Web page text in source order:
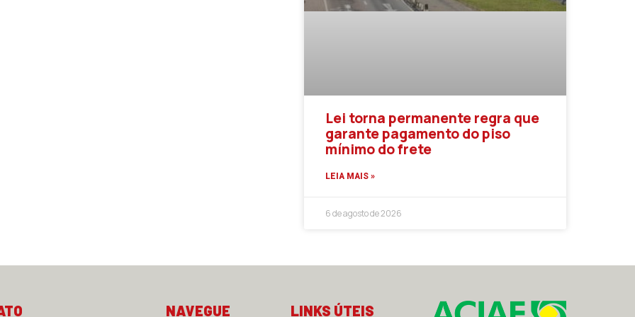
Lei torna permanente regra que
garante pagamento do piso
mínimo do frete
LEIA MAIS »
6 de agosto de 2026
NAVEGUE LINKS ÚTEIS